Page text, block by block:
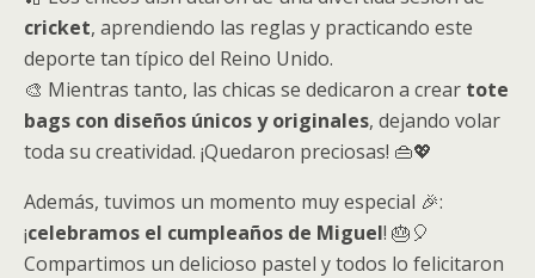
cricket, aprendiendo las reglas y practicando este
deporte tan típico del Reino Unido.
🎨 Mientras tanto, las chicas se dedicaron a crear tote
bags con diseños únicos y originales, dejando volar
toda su creatividad. ¡Quedaron preciosas! 👜💖
Además, tuvimos un momento muy especial 🎉:
¡celebramos el cumpleaños de Miguel! 🎂🎈
Compartimos un delicioso pastel y todos lo felicitaron